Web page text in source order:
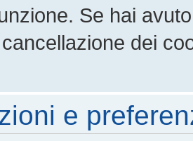
Se hai
dei
e